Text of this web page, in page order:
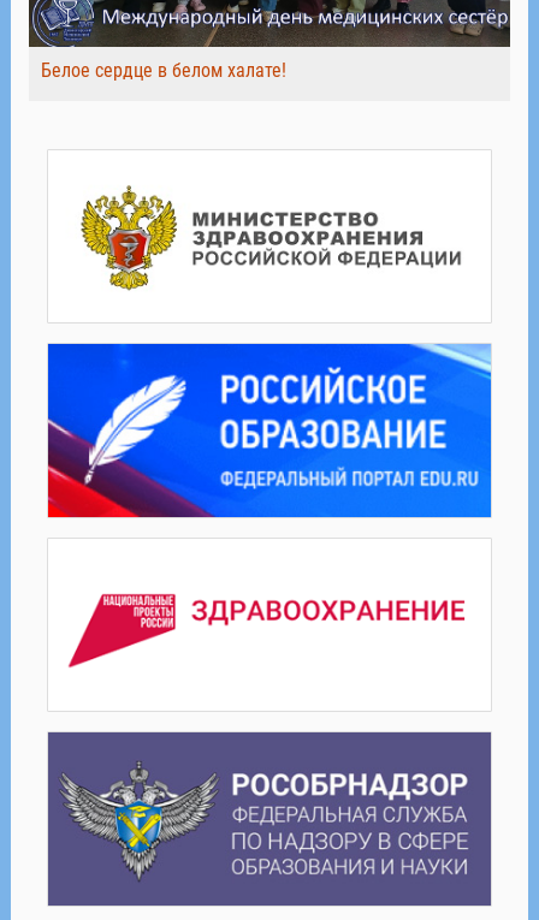
Белое сердце в белом халате!